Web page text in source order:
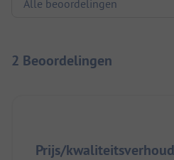
2 Beoordelingen
Prijs/